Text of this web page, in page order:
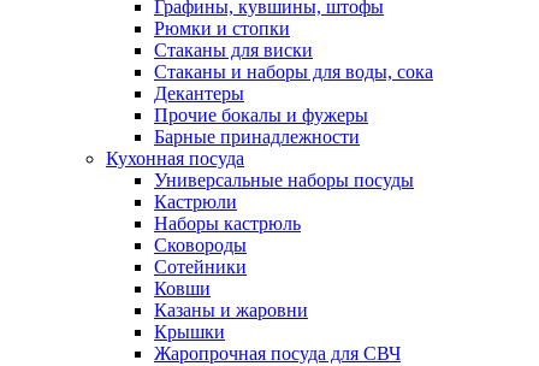
Графины, кувшины, штофы
Рюмки и стопки
Стаканы для виски
Стаканы и наборы для воды, сока
Декантеры
Прочие бокалы и фужеры
Барные принадлежности
Кухонная посуда
Универсальные наборы посуды
Кастрюли
Наборы кастрюль
Сковороды
Сотейники
Ковши
Казаны и жаровни
Крышки
Жаропрочная посуда для СВЧ